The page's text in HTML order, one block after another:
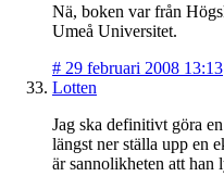
Nä, boken var från
Umeå Universitet.
# 29 februari 2008 13:13
Lotten
Jag ska definitivt göra
längst ner ställa upp en
är sannolikheten att han